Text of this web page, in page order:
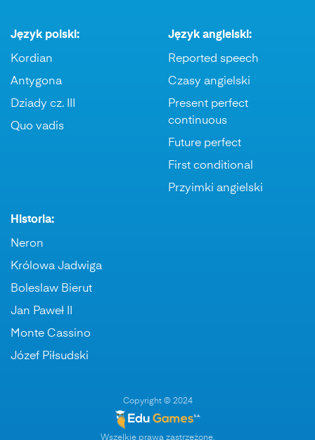
Język polski:
Kordian
Antygona
Dziady cz. III
Quo vadis
Język angielski:
Reported speech
Czasy angielski
Present perfect
continuous
Future perfect
First conditional
Przyimki angielski
Historia:
Neron
Królowa Jadwiga
Boleslaw Bierut
Jan Paweł II
Monte Cassino
Józef Piłsudski
Copyright © 2024
Wszelkie prawa zastrzeżone.